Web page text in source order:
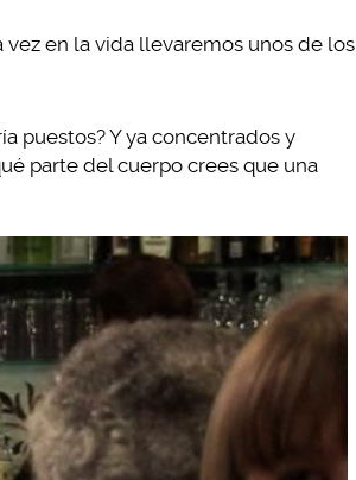
en la vida llevaremos unos de los
puestos? Y ya concentrados y
parte del cuerpo crees que una